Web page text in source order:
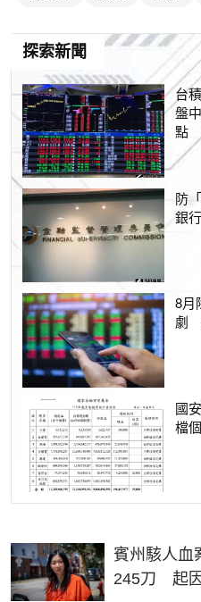
探索新聞
台
盤
點
防
銀
8月
劇
國
檔
賓州駭人血
245刀 起因